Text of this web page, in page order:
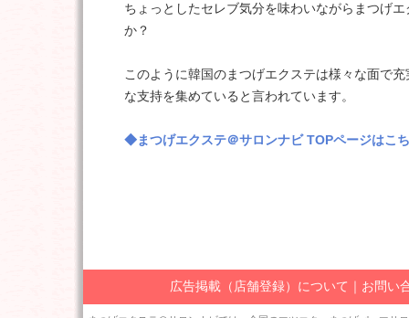
ちょっとしたセレブ気分を味わいながらまつげ
か？
このように韓国のまつげエクステは様々な面で
な支持を集めていると言われています。
◆まつげエクステ＠サロンナビ TOPページはこ
広告掲載（店舗登録）について ｜ お問い